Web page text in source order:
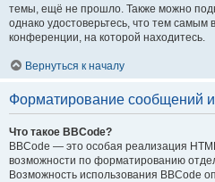
темы, ещё не прошло. Также можно
однако удостоверьтесь, что тем
конференции, на которой находитесь.
Вернуться к началу
Форматирование сообщений
Что такое BBCode?
BBCode — это особая реализация
возможности по форматированию
Возможность использования BBCode